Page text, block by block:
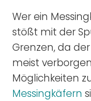
Wer ein
stößt mit der
Grenzen, da
meist
Möglichkeiten
Messingkäfern